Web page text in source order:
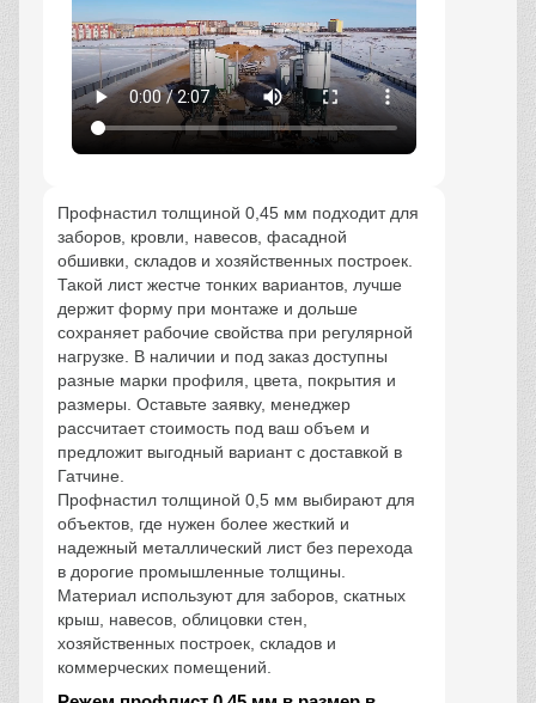
Профнастил толщиной 0,45 мм подходит для
заборов, кровли, навесов, фасадной
обшивки, складов и хозяйственных построек.
Такой лист жестче тонких вариантов, лучше
держит форму при монтаже и дольше
сохраняет рабочие свойства при регулярной
нагрузке. В наличии и под заказ доступны
разные марки профиля, цвета, покрытия и
размеры. Оставьте заявку, менеджер
рассчитает стоимость под ваш объем и
предложит выгодный вариант с доставкой в
Гатчине.
Профнастил толщиной 0,5 мм выбирают для
объектов, где нужен более жесткий и
надежный металлический лист без перехода
в дорогие промышленные толщины.
Материал используют для заборов, скатных
крыш, навесов, облицовки стен,
хозяйственных построек, складов и
коммерческих помещений.